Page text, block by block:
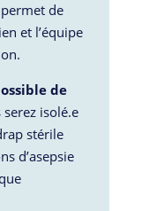
de
et l’équipe
de
serez isolé.e
stérile
d’asepsie